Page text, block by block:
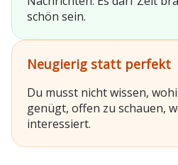
schön sein.
Neugierig statt perfekt
Du musst nicht wissen,
genügt, offen zu schauen,
interessiert.